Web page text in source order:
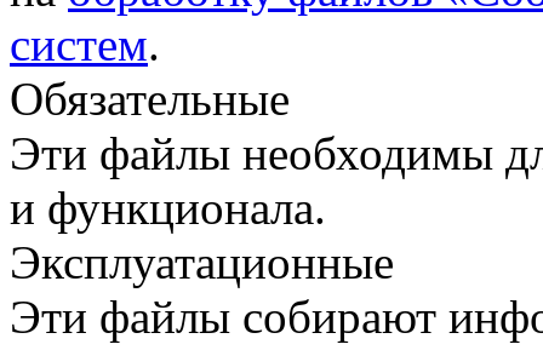
систем.
Обязательные
Эти файлы необходимы
и функционала.
Эксплуатационные
Эти файлы собирают